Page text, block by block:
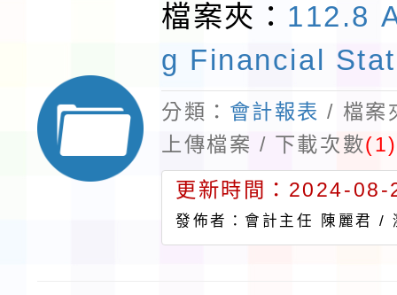
檔案夾： 112.8
g Financial
分類： 會計報表 / 檔案
上傳檔案 / 下載次數(1)
更新時間：2024-
發佈者：會計主任 陳麗君 /